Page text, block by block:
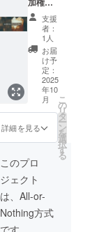
「カ
フェ開
業に興
味はあ
るけ
ど、ど
こから
てをつ
けたら
らな
い。」
フェ
やって
みたい
けど、
このご
時世ど
ス） 有
効対象
期間
2025年
7月1〜9
月末 ※
今回の
リター
ンには
お菓子
送はご
ざいま
でご了
承くだ
さい。
営業時
間16
時〜20
一切お
受けで
きませ
んので
ご了承
くださ
い。 珈
琲日記
の喫茶
営業が
期間限
定で、
「夜」
活。
シェア
キッチ
ンのた
2025年
10月か
ら※有効
期限１
年）
【特
典】 珈
琲日記
の自家
焙煎ス
ペシャ
ルティ
200gを
帰りい
ただき
【内
１０名
様 ●珈
琲日記
マス
ターに
よる紅
茶教室
１回ご
招待権
（教室
は、駒
場東大
「MAA
Tle」店
舗内に
て、
2025年
10月か
支援
者：
1人
お届
け予
定：
2025
年10
月
詳細を見る
こ
の
リ
タ
ー
ン
を
選
択
す
る
このプロ
ジェクト
は、All-or-
Nothing方式